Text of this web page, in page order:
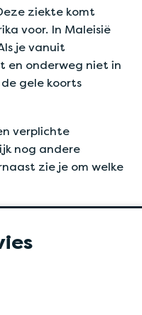
ziekte komt
voor. In Maleisië
je vanuit
en onderweg niet in
gele koorts
verplichte
nog andere
zie je om welke